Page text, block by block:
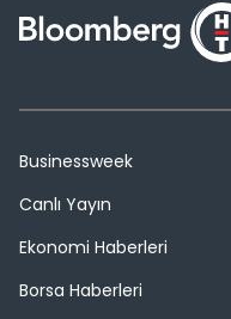
Businessweek
Canlı Yayın
Ekonomi Haberleri
Borsa Haberleri